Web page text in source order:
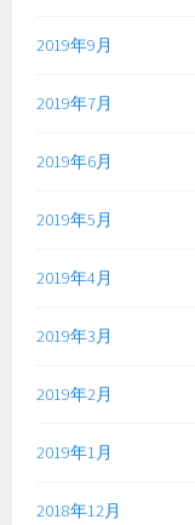
2019年9月
2019年7月
2019年6月
2019年5月
2019年4月
2019年3月
2019年2月
2019年1月
2018年12月